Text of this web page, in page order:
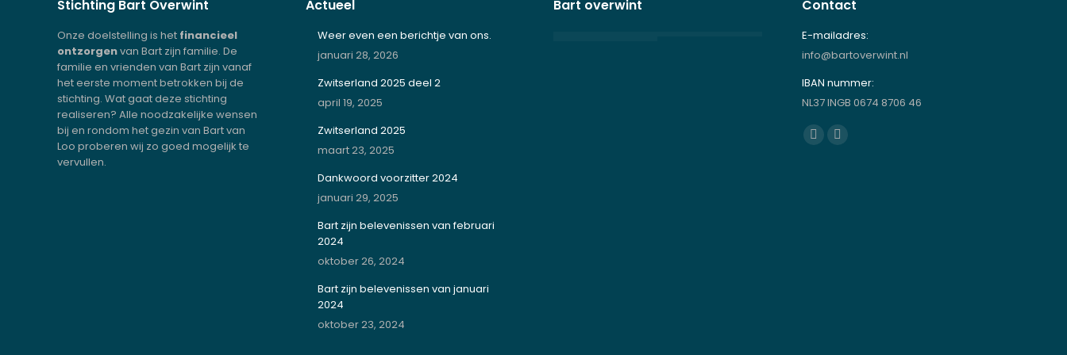
Stichting Bart Overwint
Onze doelstelling is het financieel
ontzorgenvan Bart zijn familie. De
familie en vrienden van Bart zijn vanaf
het eerste moment betrokken bij de
stichting. Wat gaat deze stichting
realiseren? Alle noodzakelijke wensen
bij en rondom het gezin van Bart van
Loo proberen wij zo goed mogelijk te
vervullen.
Actueel
Weer even een berichtje van ons.
januari 28, 2026
Zwitserland 2025 deel 2
april 19, 2025
Zwitserland 2025
maart 23, 2025
Dankwoord voorzitter 2024
januari 29, 2025
Bart zijn belevenissen van februari
2024
oktober 26, 2024
Bart zijn belevenissen van januari
2024
oktober 23, 2024
Bart overwint Contact
E-mailadres:
info@bartoverwint.nl
IBAN nummer:
NL37 INGB 0674 8706 46
Vind ons op:
FacebookInstagram